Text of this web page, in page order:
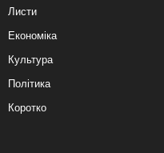
Листи
Економіка
Культура
Політика
Коротко